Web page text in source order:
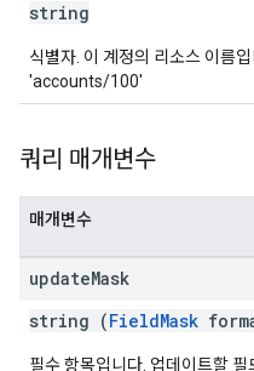
string
식별자. 이 계정의 리소스 이름
'accounts/100'
쿼리 매개변수
매개변수
updateMask
string (FieldMask
필수 항목입니다. 업데이트할